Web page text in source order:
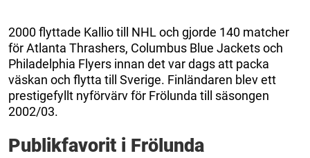
2000 flyttade Kallio till NHL och gjorde 140 matcher
för Atlanta Thrashers, Columbus Blue Jackets och
Philadelphia Flyers innan det var dags att packa
väskan och flytta till Sverige. Finländaren blev ett
prestigefyllt nyförvärv för Frölunda till säsongen
2002/03.
Publikfavorit i Frölunda